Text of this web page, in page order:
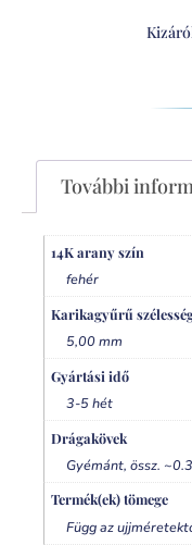
További
14K arany szín
fehér
Karikagyűrű
5,00 mm
Gyártási idő
3-5 hét
Drágakövek
Gyémánt, össz.
Termék(ek) tömege
Függ az